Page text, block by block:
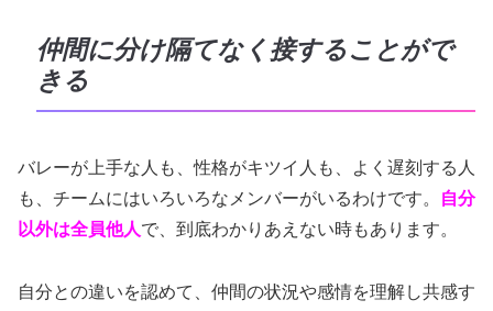
仲間に分け隔てなく接することがで
きる
バレーが上手な人も、性格がキツイ人も、よく遅刻する人
も、チームにはいろいろなメンバーがいるわけです。
自分
以外は全員他人で、到底わかりあえない時もあります。
自分との違いを認めて、仲間の状況や感情を理解し共感す